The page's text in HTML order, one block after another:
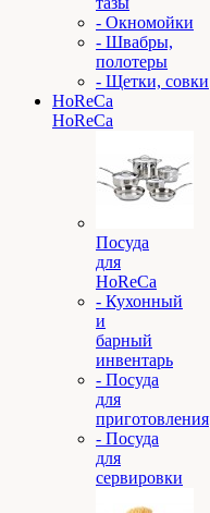
- Окномойки
- Швабры,
полотеры
- Щетки, совки
HoReCa
HoReCa
Посуда
для
HoReCa
- Кухонный
и
барный
инвентарь
- Посуда
для
приготовления
- Посуда
для
сервировки